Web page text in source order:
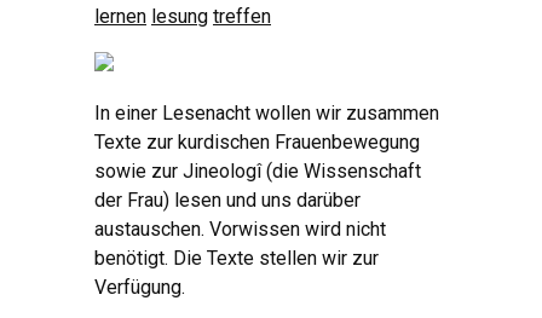
lernen lesung treffen
In einer Lesenacht wollen wir zusammen
Texte zur kurdischen Frauenbewegung
sowie zur Jineologî (die Wissenschaft
der Frau) lesen und uns darüber
austauschen. Vorwissen wird nicht
benötigt. Die Texte stellen wir zur
Verfügung.